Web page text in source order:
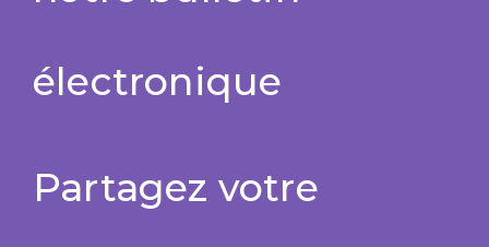
électronique
Partagez votre